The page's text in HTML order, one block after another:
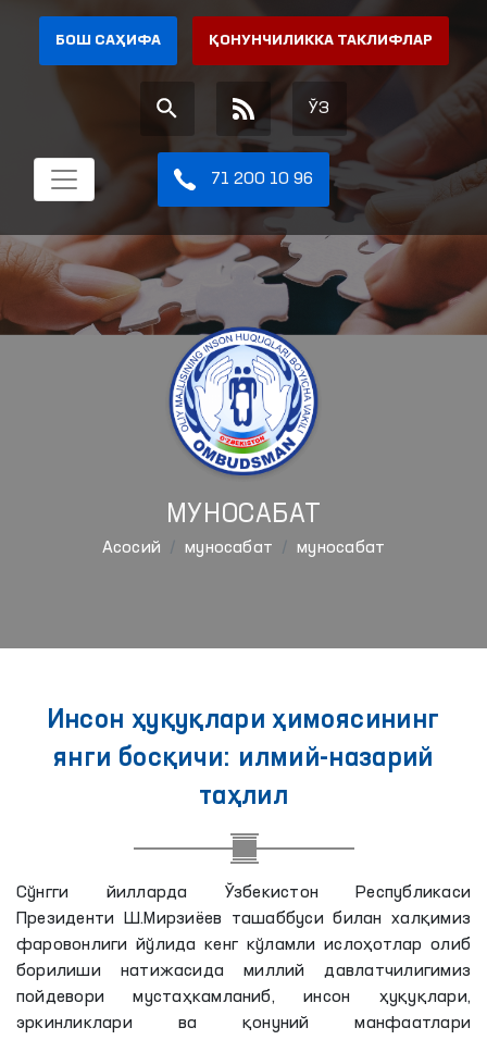
БОШ САҲИФА ҚОНУНЧИЛИККА ТАКЛИФЛАР
ЎЗ
71 200 10 96
МУНОСАБАТ
Aсосий муносабат муносабат
Инсон ҳуқуқлари ҳимоясининг
янги босқичи: илмий-назарий
таҳлил
Сўнгги йилларда Ўзбекистон Республикаси
Президенти Ш.Мирзиёев ташаббуси билан халқимиз
фаровонлиги йўлида кенг кўламли ислоҳотлар олиб
борилиши натижасида миллий давлатчилигимиз
пойдевори мустаҳкамланиб, инсон ҳуқуқлари,
эркинликлари ва қонуний манфаатлари